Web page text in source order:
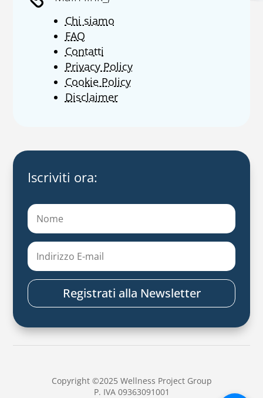
Chi siamo
FAQ
Contatti
Privacy Policy
Cookie Policy
Disclaimer
Iscriviti ora:
Registrati alla Newsletter
Copyright ©2025 Wellness Project Group
P. IVA 09363091001